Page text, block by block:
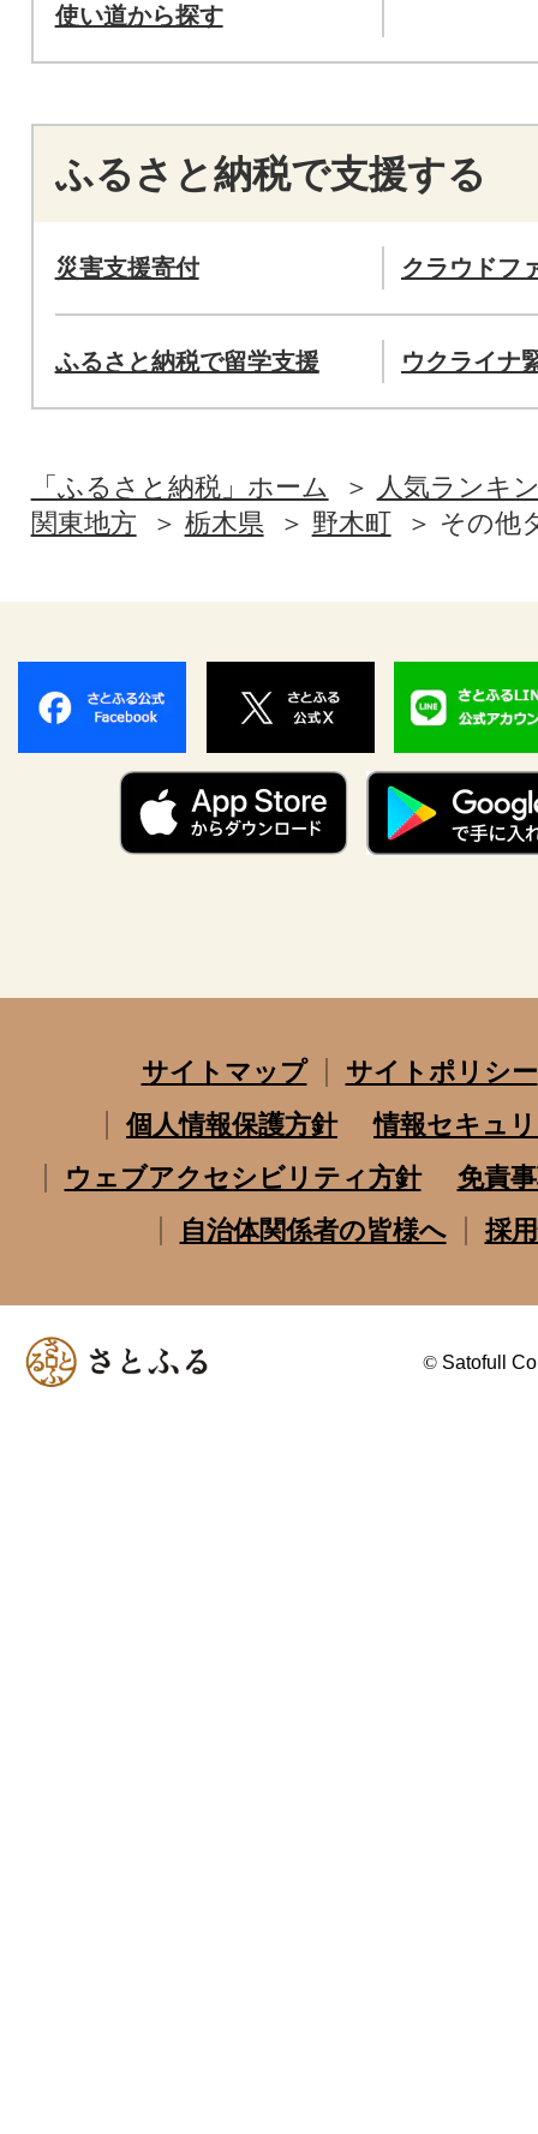
使い道から探す
ふるさと納税で支援する
災害支援寄付 クラウドフ
ふるさと納税で留学支援 ウクライナ
「ふるさと納税」ホーム
人気ランキ
関東地方
栃木県 野木町 その他
サイトマップ
サイトポリシー
個人情報保護方針
情報セキュ
ウェブアクセシビリティ方針
免責
自治体関係者の皆様へ
採
© Satofull